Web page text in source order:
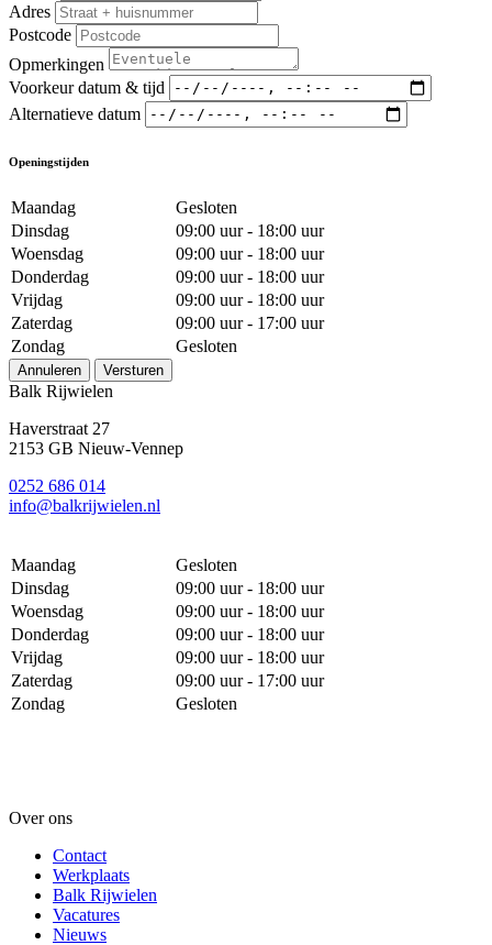
Adres
Postcode
Opmerkingen
Voorkeur datum & tijd
Alternatieve datum
Openingstijden
Maandag
Gesloten
Dinsdag
09:00 uur - 18:00 uur
Woensdag
09:00 uur - 18:00 uur
Donderdag
09:00 uur - 18:00 uur
Vrijdag
09:00 uur - 18:00 uur
Zaterdag
09:00 uur - 17:00 uur
Zondag
Gesloten
Annuleren Versturen
Balk Rijwielen
Haverstraat 27
2153 GB Nieuw-Vennep
0252 686 014
info@balkrijwielen.nl
Maandag
Gesloten
Dinsdag
09:00 uur - 18:00 uur
Woensdag
09:00 uur - 18:00 uur
Donderdag
09:00 uur - 18:00 uur
Vrijdag
09:00 uur - 18:00 uur
Zaterdag
09:00 uur - 17:00 uur
Zondag
Gesloten
Over ons
Contact
Werkplaats
Balk Rijwielen
Vacatures
Nieuws